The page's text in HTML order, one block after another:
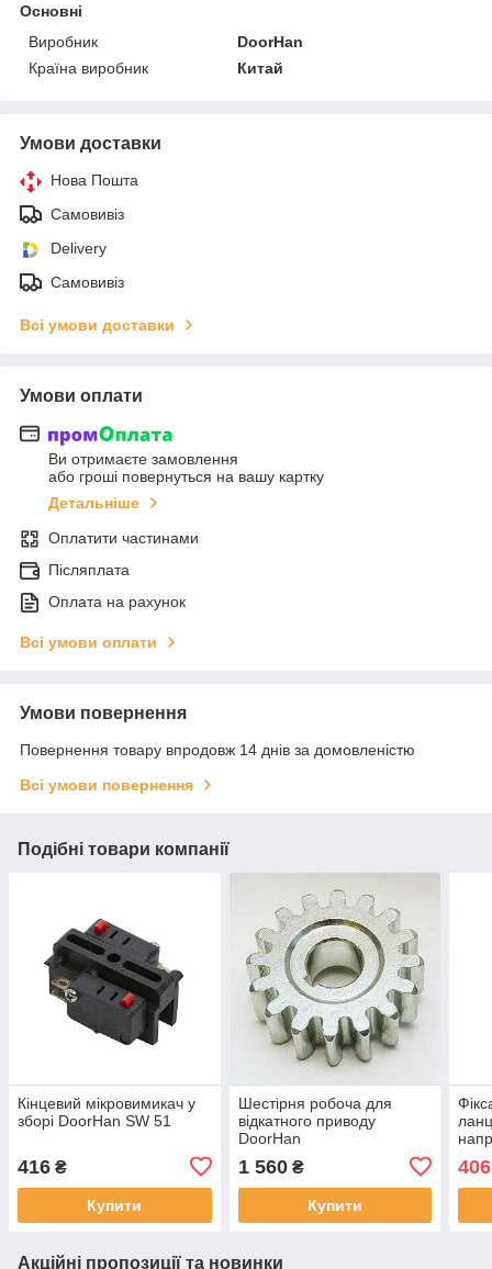
Основні
Виробник
DoorHan
Країна виробник
Китай
Умови доставки
Нова Пошта
Самовивіз
Delivery
Самовивіз
Всі умови доставки
Умови оплати
Ви отримаєте замовлення
або гроші повернуться на вашу картку
Детальніше
Оплатити частинами
Післяплата
Оплата на рахунок
Всі умови оплати
Умови повернення
Повернення товару впродовж 14 днів за домовленістю
Всі умови повернення
Подібні товари компанії
Кінцевий мікровимикач у
зборі DoorHan SW 51
416 ₴
Купити
Шестірня робоча для
відкатного приводу
DoorHan
1 560₴
Купити
406
Акційні пропозиції та новинки